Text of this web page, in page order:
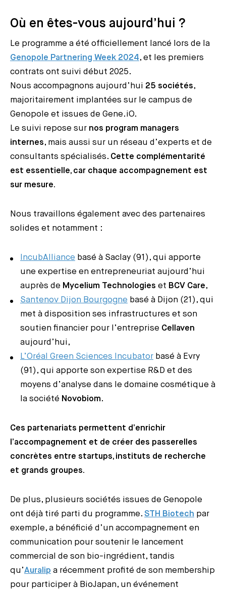
Où en êtes-vous aujourd’hui ?
Le programme a été officiellement lancé lors de la
Genopole Partnering Week 2024, et les premiers
contrats ont suivi début 2025.
Nous accompagnons aujourd’hui 25 sociétés,
majoritairement implantées sur le campus de
Genopole et issues de Gene.iO.
Le suivi repose sur nos program managers
internes, mais aussi sur un réseau d’experts et de
consultants spécialisés. Cette complémentarité
est essentielle, car chaque accompagnement est
sur mesure.
Nous travaillons également avec des partenaires
solides et notamment :
IncubAlliance basé à Saclay (91), qui apporte
une expertise en entrepreneuriat aujourd’hui
auprès de Mycelium Technologies et BCV Care,
Santenov Dijon Bourgogne basé à Dijon (21), qui
met à disposition ses infrastructures et son
soutien financier pour l’entreprise Cellaven
aujourd’hui,
L’Oréal Green Sciences Incubator basé à Evry
(91), qui apporte son expertise R&D et des
moyens d’analyse dans le domaine cosmétique à
la société Novobiom.
Ces partenariats permettent d’enrichir
l’accompagnement et de créer des passerelles
concrètes entre startups, instituts de recherche
et grands groupes.
De plus, plusieurs sociétés issues de Genopole
ont déjà tiré parti du programme. STH Biotech par
exemple, a bénéficié d’un accompagnement en
communication pour soutenir le lancement
commercial de son bio-ingrédient, tandis
qu’Auralip a récemment profité de son membership
pour participer à BioJapan, un événement